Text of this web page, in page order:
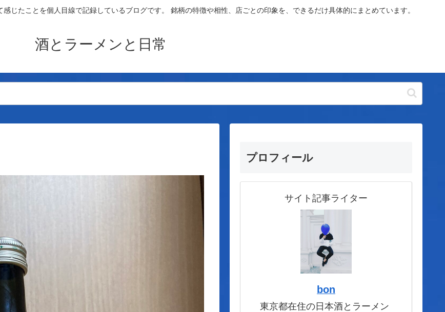
じたことを個人目線で記録しているブログです。 銘柄の特徴や相性、店ごとの印象を、できるだけ具体的にまとめています。
酒とラーメンと日常
プロフィール
サイト記事ライター
bon
東京都在住の日本酒とラーメン